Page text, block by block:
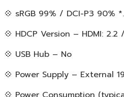
💠 sRGB 99% / DCI-P3 90%
💠 HDCP Version – HDMI: 2.2
💠 USB Hub – No
💠 Power Supply – External